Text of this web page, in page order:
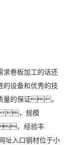
卷板加工的话还
设备和优秀的技
量的保证。
，规模
，经验丰
入口钢材位于小